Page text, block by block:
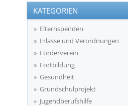
KATEGORIEN
Elternspenden
Erlasse und Verordnungen
Förderverein
Fortbildung
Gesundheit
Grundschulprojekt
Jugendberufshilfe